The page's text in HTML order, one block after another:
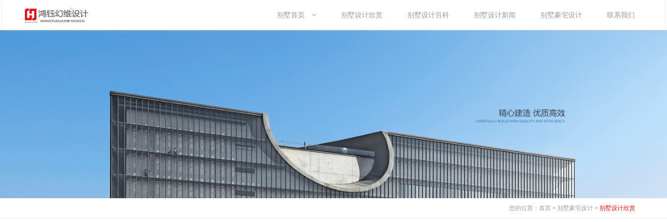
别墅首页 别墅设计欣赏 别墅设计百科 别墅设计新闻 别墅豪宅设计 联系我们
您的位置： 首页 > 别墅豪宅设计 > 别墅设计欣赏